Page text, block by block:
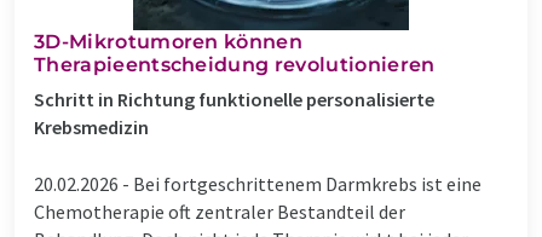
3D-Mikrotumoren können
Therapieentscheidung revolutionieren
Schritt in Richtung funktionelle personalisierte
Krebsmedizin
20.02.2026 - Bei fortgeschrittenem Darmkrebs ist eine
Chemotherapie oft zentraler Bestandteil der